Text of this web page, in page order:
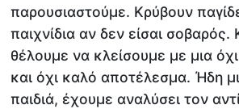
παρουσιαστούμε. Κρύβουν
παιχνίδια αν δεν είσαι σοβαρός.
θέλουμε να κλείσουμε με μια
και όχι καλό αποτέλεσμα. Ήδη
παιδιά, έχουμε αναλύσει τον